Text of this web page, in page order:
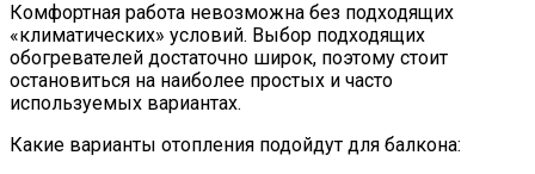
Комфортная работа невозможна без подходящих
«климатических» условий. Выбор подходящих
обогревателей достаточно широк, поэтому стоит
остановиться на наиболее простых и часто
используемых вариантах.
Какие варианты отопления подойдут для балкона: